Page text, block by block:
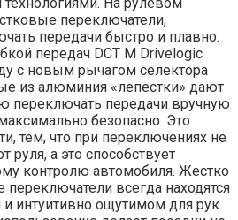
переключатели,
передачи быстро и плавно.
передач DCT М Drivelogic
с новым рычагом селектора
из алюминия «лепестки» дают
переключать передачи вручную
безопасно. Это
тем, что при переключениях не
руля, а это способствует
контролю автомобиля. Жестко
переключатели всегда находятся
интуитивно ощутимом для рук